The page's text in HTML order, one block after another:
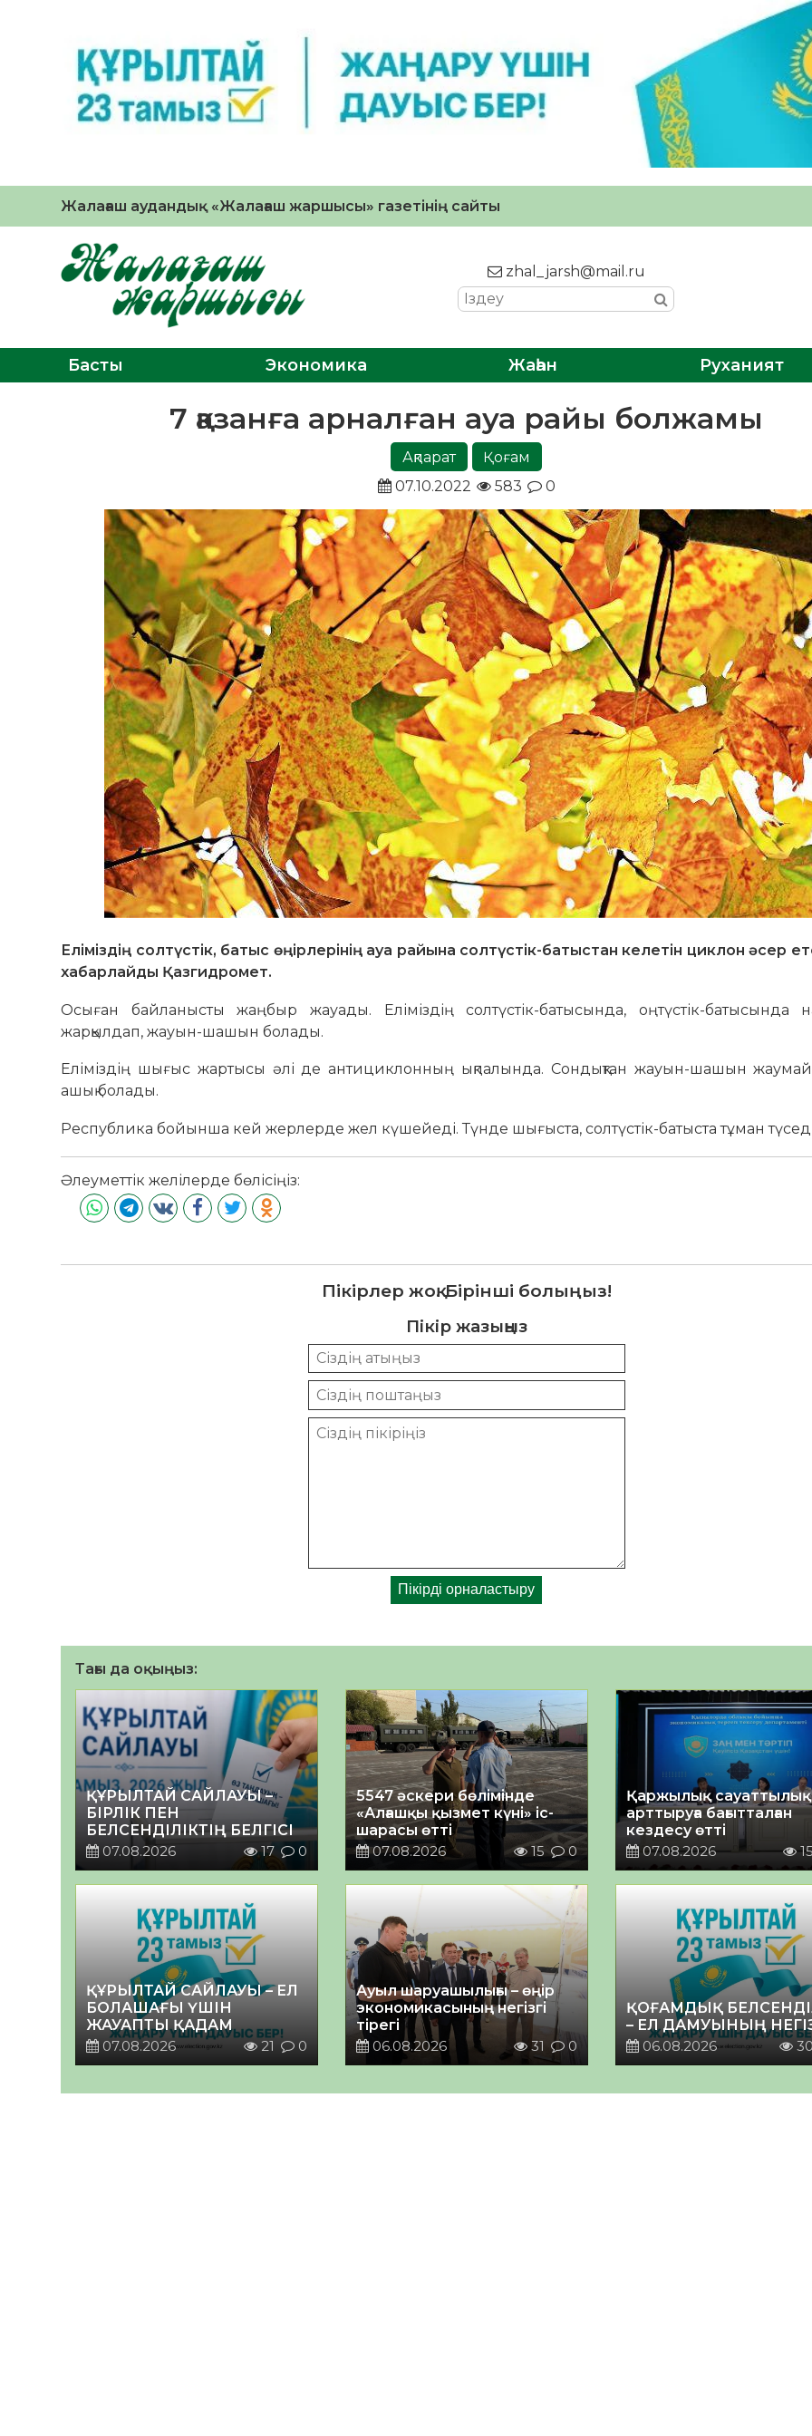
Жалағаш аудандық «Жалағаш жаршысы» газетінің сайты
zhal_jarsh@mail.ru
Басты Экономика Жаһан Руханият
7 қазанға арналған ауа райы болжамы
Ақпарат
Қоғам
07.10.2022
583 0
Еліміздің солтүстік, батыс өңірлерінің ауа райына солтүстік-батыстан келетін циклон әсер
хабарлайды Қазгидромет.
Осыған байланысты жаңбыр жауады. Еліміздің солтүстік-батысында, оңтүстік-батысында
жарқылдап, жауын-шашын болады.
Еліміздің шығыс жартысы әлі де антициклонның ықпалында. Сондықтан жауын-шашын
ашық болады.
Республика бойынша кей жерлерде жел күшейеді. Түнде шығыста, солтүстік-батыста тұман
Әлеуметтік желілерде бөлісіңіз:
Пікірлер жоқ. Бірінші болыңыз!
Пікір жазыңыз
Тағы да оқыңыз:
ҚҰРЫЛТАЙ САЙЛАУЫ –
БІРЛІК ПЕН
БЕЛСЕНДІЛІКТІҢ БЕЛГІСІ
07.08.2026
17 0
5547 әскери бөлімінде
«Алғашқы қызмет күні» іс-
шарасы өтті
07.08.2026
15 0
Қаржылық
арттыруға бағытталған
кездесу өтті
07.08.2026
ҚҰРЫЛТАЙ САЙЛАУЫ – ЕЛ
БОЛАШАҒЫ ҮШІН
ЖАУАПТЫ ҚАДАМ
07.08.2026
21 0
Ауыл шаруашылығы – өңір
экономикасының негізгі
тірегі
06.08.2026
31 0
ҚОҒАМДЫҚ
– ЕЛ ДАМУЫНЫҢ
06.08.2026
30